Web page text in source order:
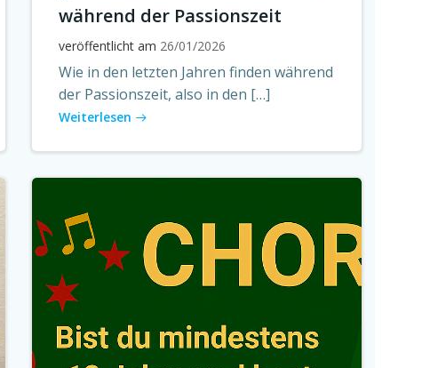
während der Passionszeit
veröffentlicht am 26/01/2026
Wie in den letzten Jahren finden während
der Passionszeit, also in den […]
Weiterlesen